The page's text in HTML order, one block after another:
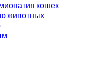
кошек
животных